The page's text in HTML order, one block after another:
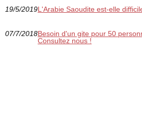
19/5/2019L'Arabie Saoudite est-elle
07/7/2018Besoin d'un gite pour 50
Consultez nous !